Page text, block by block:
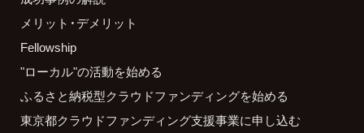
メリット・デメリット
Fellowship
"ローカル"の活動を始める
ふるさと納税型クラウドファンディングを始める
東京都クラウドファンディング支援事業に申し込む